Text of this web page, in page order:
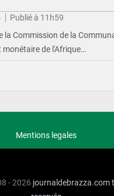
Publié à 11h59
la Commission de la
monétaire de l'Afrique…
Mentions legales
- 2026 journaldebrazza.com